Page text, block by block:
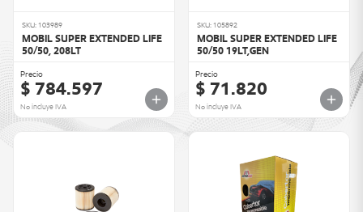
SKU: 103989
MOBIL SUPER EXTENDED LIFE
50/50, 208LT
Precio
$ 784.597
No incluye IVA
SKU: 105892
MOBIL SUPER EXTENDED LIFE
50/50 19LT,GEN
Precio
$ 71.820
No incluye IVA